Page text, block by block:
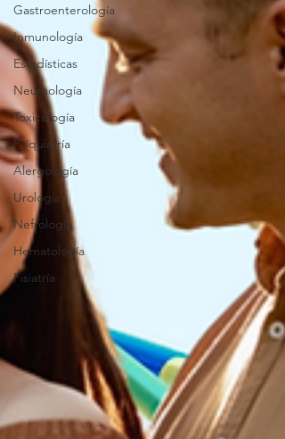
Gastroenterología
Inmunología
Estadísticas
Neumología
Toxicología
Psiquiatría
Alergología
Urología
Nefrología
Hematología
Fisiatría